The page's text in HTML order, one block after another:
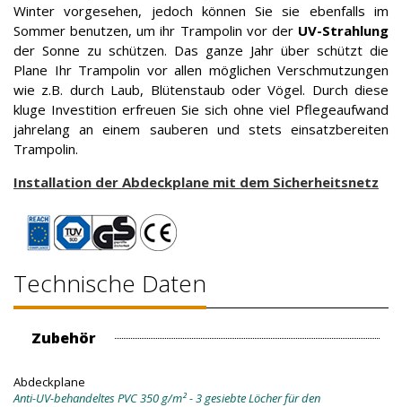
Winter vorgesehen, jedoch können Sie sie ebenfalls im
Sommer benutzen, um ihr Trampolin vor der UV-Strahlung
der Sonne zu schützen. Das ganze Jahr über schützt die
Plane Ihr Trampolin vor allen möglichen Verschmutzungen
wie z.B. durch Laub, Blütenstaub oder Vögel. Durch diese
kluge Investition erfreuen Sie sich ohne viel Pflegeaufwand
jahrelang an einem sauberen und stets einsatzbereiten
Trampolin.
Installation der Abdeckplane mit dem Sicherheitsnetz
Technische Daten
Zubehör
Abdeckplane
Anti-UV-behandeltes PVC 350 g/m² - 3 gesiebte Löcher für den